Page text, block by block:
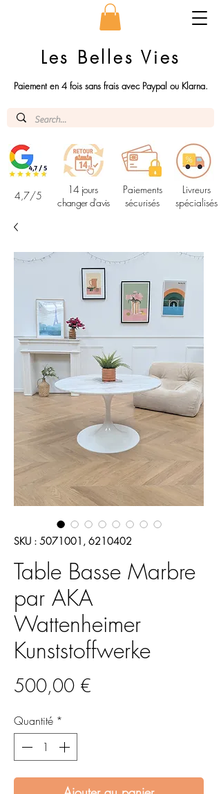
Les Belles Vies
Paiement en 4 fois sans frais avec Paypal ou Klarna.
4,7/5
14 jours
changer d'avis
Paiements
sécurisés
Livreurs
spécialisés
SKU : 5071001, 6210402
Table Basse Marbre
par AKA
Wattenheimer
Kunststoffwerke
500,00 €
Quantité *